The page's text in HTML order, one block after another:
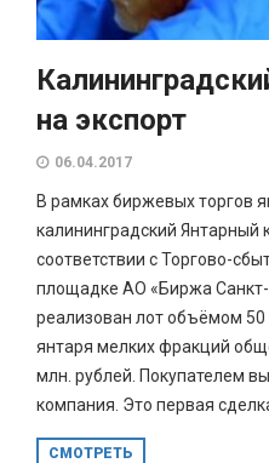
на экспорт
06.04.2017
В рамках биржевых торгов
калининградский Янтарный
соответствии с Торгово-
площадке АО «Биржа Санкт-
реализован лот объёмом 50
янтаря мелких фракций
млн. рублей. Покупателем
компания. Это первая
СМОТРЕТЬ